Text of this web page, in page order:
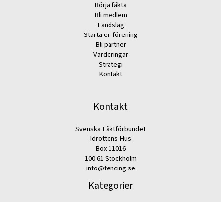
Börja fäkta
Bli medlem
Landslag
Starta en förening
Bli partner
Värderingar
Strategi
Kontakt
Kontakt
Svenska Fäktförbundet
Idrottens Hus
Box 11016
100 61 Stockholm
info@fencing.se
Kategorier